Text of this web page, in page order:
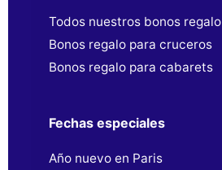
Todos nuestros bonos regalo
Bonos regalo para cruceros
Bonos regalo para cabarets
Fechas especiales
Año nuevo en Paris